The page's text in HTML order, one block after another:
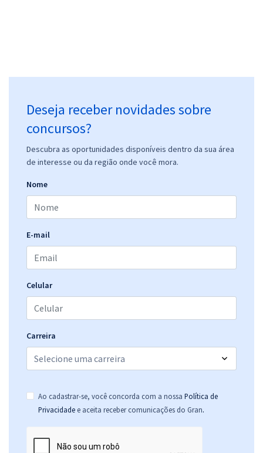
Deseja receber novidades sobre
concursos?
Descubra as oportunidades disponíveis dentro da sua área
de interesse ou da região onde você mora.
Nome
E-mail
Celular
Carreira
Ao cadastrar-se, você concorda com a nossa Política de
Privacidade e aceita receber comunicações do Gran.